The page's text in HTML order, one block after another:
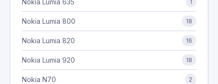
1
Nokia Lumia 800 18
Nokia Lumia 820 16
Nokia Lumia 920 18
Nokia N70 2